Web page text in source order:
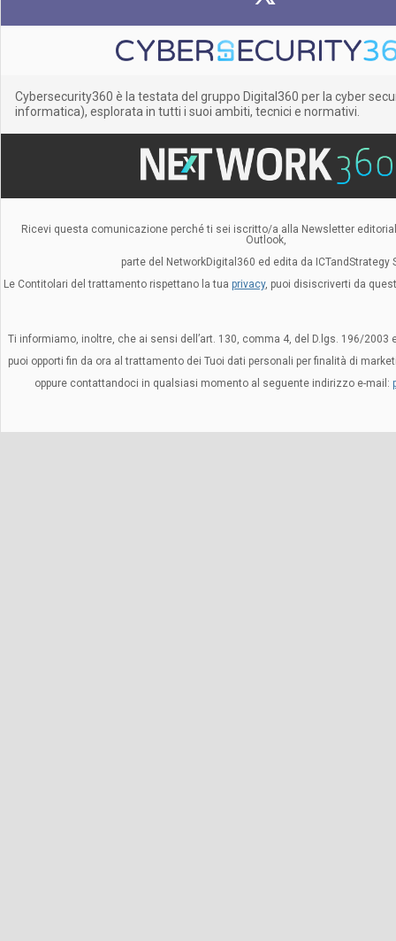
Cybersecurity360 è la testata del gruppo Digital360 per la cyber
informatica), esplorata in tutti i suoi ambiti, tecnici e normativi.
Ricevi questa comunicazione perché ti sei iscritto/a alla Newsletter
Outlook,
parte del NetworkDigital360 ed edita da ICTandStrategy
Le Contitolari del trattamento rispettano la tua privacy, puoi disiscriverti da
Ti informiamo, inoltre, che ai sensi dell’art. 130, comma 4, del D.lgs. 196/2003
puoi opporti fin da ora al trattamento dei Tuoi dati personali per finalità di
oppure contattandoci in qualsiasi momento al seguente indirizzo e-mail: